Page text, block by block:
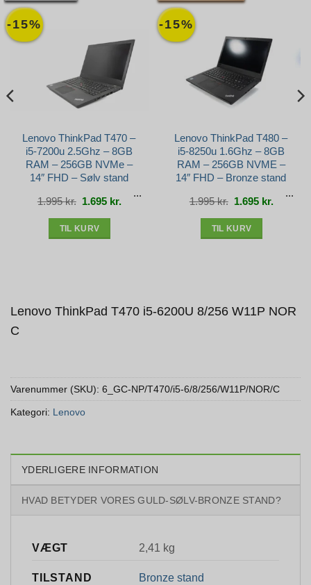
-15%
Lenovo ThinkPad T470 –
i5-7200u 2.5Ghz – 8GB
RAM – 256GB NVMe –
14″ FHD – Sølv stand
1.995kr. Den
oprindelige
pris
1.695 kr. Den
aktuelle
pris
TIL KURV
-15%
Lenovo ThinkPad T480 –
i5-8250u 1.6Ghz – 8GB
RAM – 256GB NVME –
14″ FHD – Bronze stand
1.995kr. Den
oprindelige
pris
1.695 kr. Den
aktuelle
pris
TIL KURV
Lenovo ThinkPad T470 i5-6200U 8/256 W11P NOR
C
Varenummer (SKU): 6_GC-NP/T470/i5-6/8/256/W11P/NOR/C
Kategori: Lenovo
YDERLIGERE INFORMATION
HVAD BETYDER VORES GULD-SØLV-BRONZE STAND?
VÆGT 2,41 kg
TILSTAND Bronze stand